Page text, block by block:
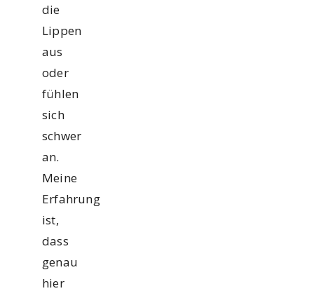
die
Lippen
aus
oder
fühlen
sich
schwer
an.
Meine
Erfahrung
ist,
dass
genau
hier